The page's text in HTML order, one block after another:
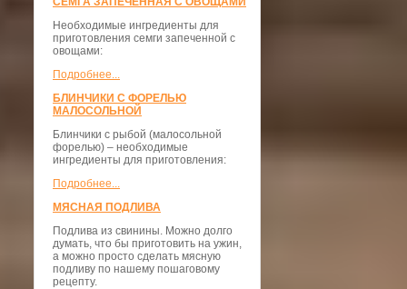
Необходимые ингредиенты для
приготовления семги запеченной с
овощами:
Подробнее...
БЛИНЧИКИ С ФОРЕЛЬЮ
МАЛОСОЛЬНОЙ
Блинчики с рыбой (малосольной
форелью) – необходимые
ингредиенты для приготовления:
Подробнее...
МЯСНАЯ ПОДЛИВА
Подлива из свинины. Можно долго
думать, что бы приготовить на ужин,
а можно просто сделать мясную
подливу по нашему пошаговому
рецепту.